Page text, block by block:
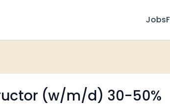
Jobs
(w/m/d) 30-50%